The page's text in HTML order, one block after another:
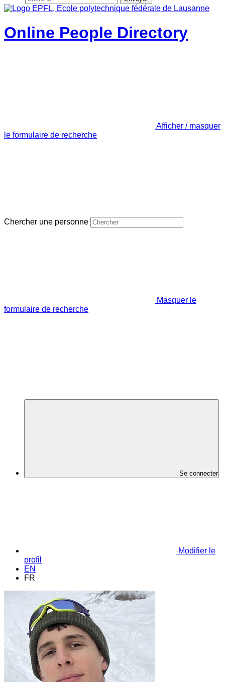
Online People Directory
Afficher / masquer
le formulaire de recherche
Chercher une personne
Masquer le
formulaire de recherche
Se connecter
Modifier le
profil
EN
FR